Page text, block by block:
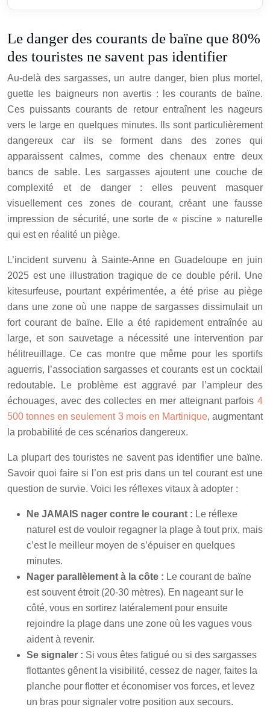
Le danger des courants de baïne que 80%
des touristes ne savent pas identifier
Au-delà des sargasses, un autre danger, bien plus mortel,
guette les baigneurs non avertis : les courants de baïne.
Ces puissants courants de retour entraînent les nageurs
vers le large en quelques minutes. Ils sont particulièrement
dangereux car ils se forment dans des zones qui
apparaissent calmes, comme des chenaux entre deux
bancs de sable. Les sargasses ajoutent une couche de
complexité et de danger : elles peuvent masquer
visuellement ces zones de courant, créant une fausse
impression de sécurité, une sorte de « piscine » naturelle
qui est en réalité un piège.
L’incident survenu à Sainte-Anne en Guadeloupe en juin
2025 est une illustration tragique de ce double péril. Une
kitesurfeuse, pourtant expérimentée, a été prise au piège
dans une zone où une nappe de sargasses dissimulait un
fort courant de baïne. Elle a été rapidement entraînée au
large, et son sauvetage a nécessité une intervention par
hélitreuillage. Ce cas montre que même pour les sportifs
aguerris, l’association sargasses et courants est un cocktail
redoutable. Le problème est aggravé par l’ampleur des
échouages, avec des collectes en mer atteignant parfois 4
500 tonnes en seulement 3 mois en Martinique, augmentant
la probabilité de ces scénarios dangereux.
La plupart des touristes ne savent pas identifier une baïne.
Savoir quoi faire si l’on est pris dans un tel courant est une
question de survie. Voici les réflexes vitaux à adopter :
Ne JAMAIS nager contre le courant : Le réflexe
naturel est de vouloir regagner la plage à tout prix, mais
c’est le meilleur moyen de s’épuiser en quelques
minutes.
Nager parallèlement à la côte : Le courant de baïne
est souvent étroit (20-30 mètres). En nageant sur le
côté, vous en sortirez latéralement pour ensuite
rejoindre la plage dans une zone où les vagues vous
aident à revenir.
Se signaler : Si vous êtes fatigué ou si des sargasses
flottantes gênent la visibilité, cessez de nager, faites la
planche pour flotter et économiser vos forces, et levez
un bras pour signaler votre position aux secours.